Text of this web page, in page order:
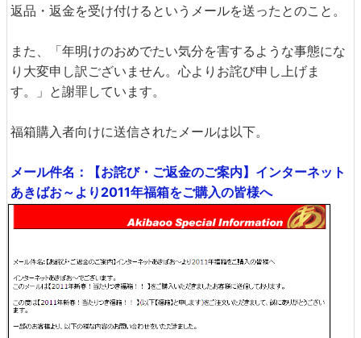
返品・返金を受け付けるというメールを送ったとのこと。
また、「年明けのおめでたい気分を害するような事態にな
り大変申し訳ございません。心よりお詫び申し上げま
す。」と謝罪しています。
福箱購入者向けに送信されたメールは以下。
メール件名：【お詫び・ご返金のご案内】インターネット
あきばお～より2011年福箱をご購入の皆様へ